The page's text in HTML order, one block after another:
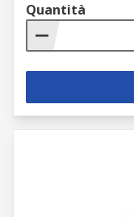
Quantità